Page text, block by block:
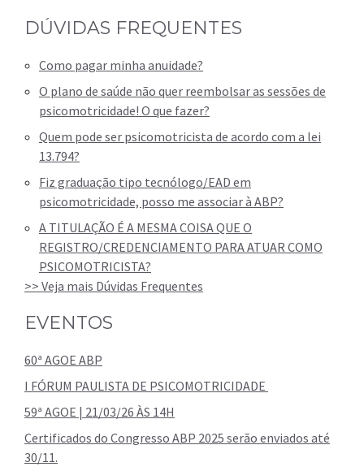
DÚVIDAS FREQUENTES
Como pagar minha anuidade?
O plano de saúde não quer reembolsar as sessões de
psicomotricidade! O que fazer?
Quem pode ser psicomotricista de acordo com a lei
13.794?
Fiz graduação tipo tecnólogo/EAD em
psicomotricidade, posso me associar à ABP?
A TITULAÇÃO É A MESMA COISA QUE O
REGISTRO/CREDENCIAMENTO PARA ATUAR COMO
PSICOMOTRICISTA?
>> Veja mais Dúvidas Frequentes
EVENTOS
60ª AGOE ABP
I FÓRUM PAULISTA DE PSICOMOTRICIDADE
59ª AGOE | 21/03/26 ÀS 14H
Certificados do Congresso ABP 2025 serão enviados até
30/11.